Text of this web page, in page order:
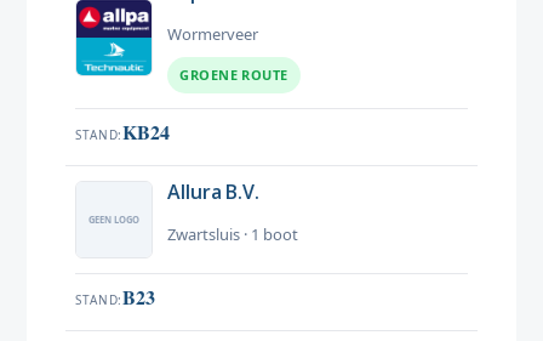
Wormerveer
GROENE ROUTE
STAND KB24
Allura B.V.
Zwartsluis · 1 boot
STAND B23